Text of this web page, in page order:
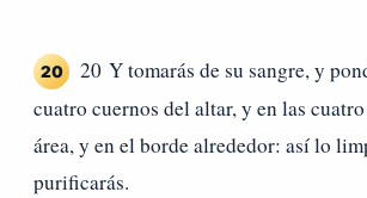
20
20 Y tomarás de su sangre, y
cuatro cuernos del altar, y en las
área, y en el borde alrededor: así lo
purificarás.